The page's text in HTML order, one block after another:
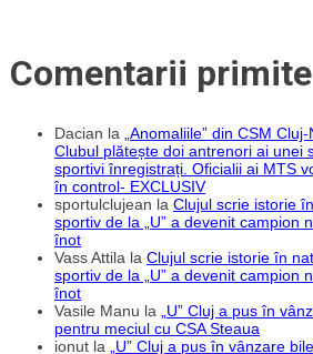
Comentarii primite
Dacian la
„Anomaliile” din CSM Cluj-
Clubul plătește doi antrenori ai unei
sportivi înregistrați. Oficialii ai MTS
în control- EXCLUSIV
sportulclujean la Clujul scrie istorie
sportiv de la „U” a devenit campion
înot
Vass Attila la Clujul scrie istorie în
sportiv de la „U” a devenit campion
înot
Vasile Manu la
„U” Cluj a pus în
pentru meciul cu CSA Steaua
ionut la
„U” Cluj a pus în vânzare